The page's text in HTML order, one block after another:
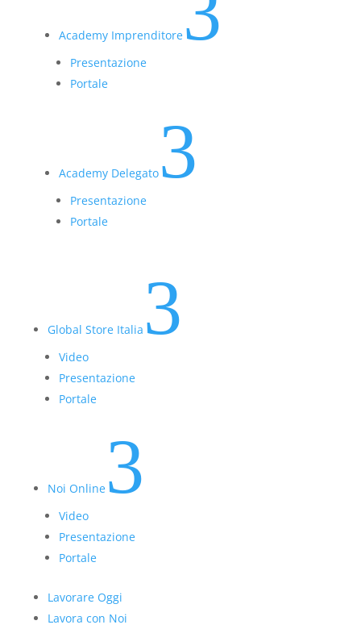
Academy Imprenditore
Presentazione
Portale
Academy Delegato3
Presentazione
Portale
Global Store Italia 3
Video
Presentazione
Portale
Noi Online3
Video
Presentazione
Portale
Lavorare Oggi
Lavora con Noi